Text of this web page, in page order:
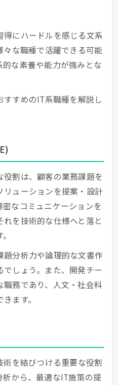
得にハードルを感じる文系
な職種で活躍できる可能
な素養や能力が強みとな
すめのIT系職種を解説し
割は、顧客の業務課題を
ューションを提案・設計
なコミュニケーションを
を技術的な仕様へと落と
分析力や論理的な文書作
しょう。また、開発チー
務であり、人文・社会科
ます。
を結びつける重要な役割
から、最適なIT施策の提